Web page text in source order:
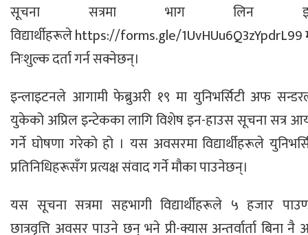
सूचना सत्रमा भाग लिन
विद्यार्थीहरूले https://forms.gle/1UvHUu6Q3zYpdrL99
निःशुल्क दर्ता गर्न सक्नेछन्।
इन्लाइटनले आगामी फेब्रुअरी १९ मा युनिभर्सिटी अफ
युकेको अप्रिल इन्टेकका लागि विशेष इन-हाउस सूचना सत्र
गर्ने घोषणा गरेको हो । यस अवसरमा विद्यार्थीहरूले
प्रतिनिधिहरूसँग प्रत्यक्ष संवाद गर्ने मौका पाउनेछन्।
यस सूचना सत्रमा सहभागी विद्यार्थीहरूले ५ हजार
छात्रवृत्ति अवसर पाउने छन् भने प्री-क्यास अन्तर्वार्ता बिना